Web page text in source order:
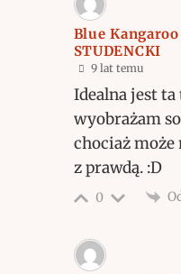
Blue
STUDENCKI
9 lat temu
Idealna jest ta
wyobrażam
chociaż może
z prawdą. :D
0